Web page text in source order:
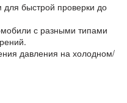
быстрой проверки до
с разными типами
давления на холодном/